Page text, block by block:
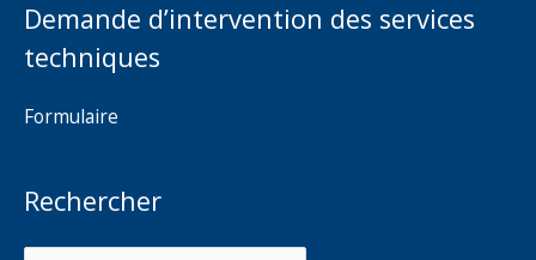
Demande d’intervention des services
techniques
Formulaire
Rechercher